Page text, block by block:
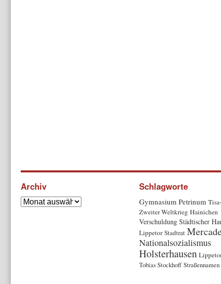
Archiv Schlagworte
Gymnasium Petrinum
Zweiter Weltkrieg Hainichen
Verschuldung Städtischer
Lippetor Stadtrat
Nationalsozialismus
Holsterhausen
Tobias Stockhoff Straßennamen